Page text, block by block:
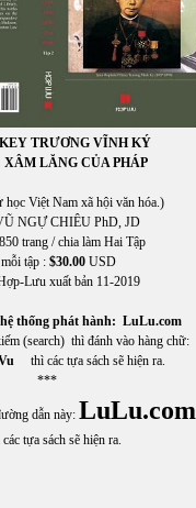
TRƯƠNG VĨNH KÝ
XÂM LĂNG CỦA PHÁP
học Việt Nam xã hội văn hóa.)
NGỰ CHIÊU PhD, JD
trang / chia làm Hai Tập
tập : $30.00USD
Lưu xuất bản 11-2019
hệ thống phát hành: LuLu.com
(search) thì đánh vào hàng chữ:
thì các tựa sách sẽ hiện ra.
***
dẫn này: LuLu.com
tựa sách sẽ hiện ra.